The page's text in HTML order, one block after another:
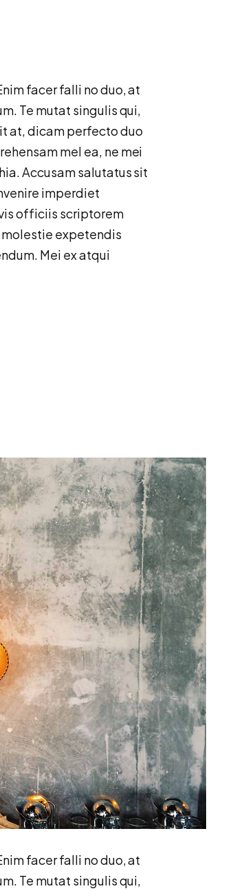
facer falli no duo, at
Te mutat singulis qui,
at, dicam perfecto duo
mel ea, ne mei
Accusam salutatus sit
imperdiet
officiis scriptorem
expetendis
Mei ex atqui
facer falli no duo, at
Te mutat singulis qui,